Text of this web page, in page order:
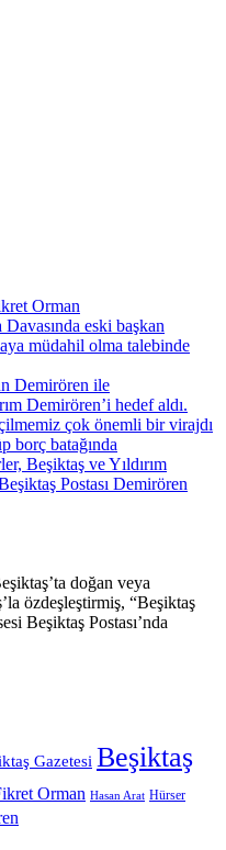
doğan veya
özdeşleştirmiş, “Beşiktaş
Beşiktaş Postası’nda
Gazetesi Beşiktaş
Orman Hasan Arat Hürser